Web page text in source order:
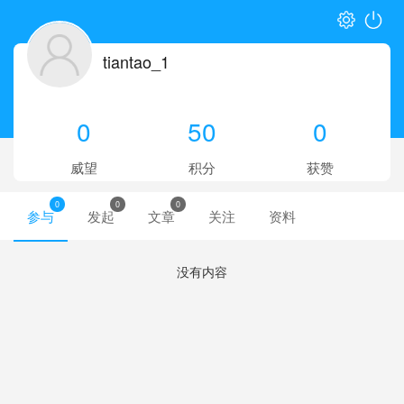
tiantao_1
0
威望
50
积分
0
获赞
参与
0
发起
0
文章
0
关注 资料
没有内容